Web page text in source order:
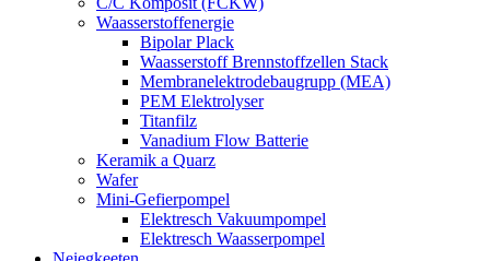
Waasserstoffenergie
Bipolar Plack
Waasserstoff Brennstoffzellen Stack
Membranelektrodebaugrupp (MEA)
PEM Elektrolyser
Titanfilz
Vanadium Flow Batterie
Keramik a Quarz
Wafer
Mini-Gefierpompel
Elektresch Vakuumpompel
Elektresch Waasserpompel